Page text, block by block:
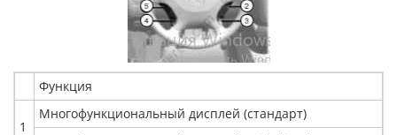
Функция
1
Многофункциональный дисплей (стандарт)